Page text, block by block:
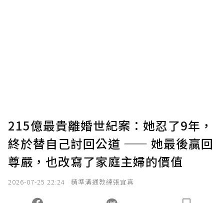
215億最貴離婚世紀案：她忍了9年，
終於替自己討回公道 —— 她最後贏回
尊嚴，也改寫了家庭主婦的價值
2026-07-25 22:24 精準溝通教練張宜真